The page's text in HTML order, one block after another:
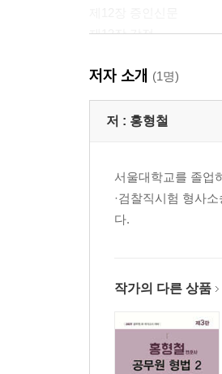
제13장 감정
제15장 증거보전
제16장 소송비용
제2장 공소
제3장 공판
제1절 공판준비와 공판절
제1장 통칙
저자 소개 (1명)
저 : 홍형철
서울대학교를 졸업
·검찰직시험 형사
다.
작가의 다른 상품